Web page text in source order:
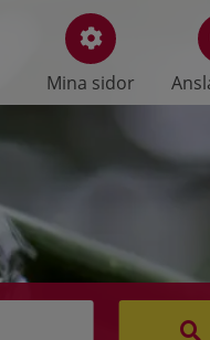
Mina sidor